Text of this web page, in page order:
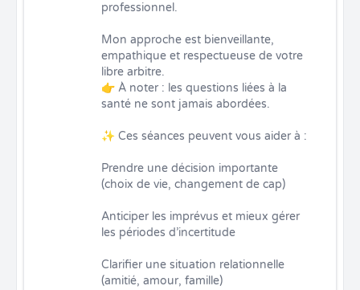
professionnel.
Mon approche est bienveillante,
empathique et respectueuse de votre
libre arbitre.
👉 À noter : les questions liées à la
santé ne sont jamais abordées.
✨ Ces séances peuvent vous aider à :
Prendre une décision importante
(choix de vie, changement de cap)
Anticiper les imprévus et mieux gérer
les périodes d’incertitude
Clarifier une situation relationnelle
(amitié, amour, famille)